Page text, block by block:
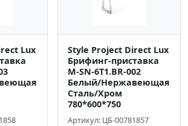
Lux
Style Project Direct Lux
Брифинг-приставка
M-SN-6T1.BR-002
Белый/Нержавеющая
Сталь/Хром
780*600*750
Артикул: ЦБ-00781857